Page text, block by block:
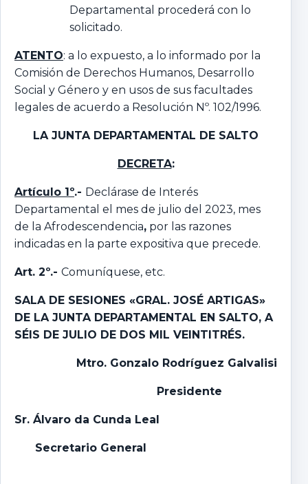
Departamental procederá con lo
solicitado.
ATENTO: a lo expuesto, a lo informado por la
Comisión de Derechos Humanos, Desarrollo
Social y Género y en usos de sus facultades
legales de acuerdo a Resolución Nº. 102/1996.
LA JUNTA DEPARTAMENTAL DE SALTO
DECRETA:
Artículo 1º.- Declárase de Interés
Departamental el mes de julio del 2023, mes
de la Afrodescendencia, por las razones
indicadas en la parte expositiva que precede.
Art. 2º.- Comuníquese, etc.
SALA DE SESIONES «GRAL. JOSÉ ARTIGAS»
DE LA JUNTA DEPARTAMENTAL EN SALTO, A
SÉIS DE JULIO DE DOS MIL VEINTITRÉS.
Mtro. Gonzalo Rodríguez Galvalisi
Presidente
Sr. Álvaro da Cunda Leal
Secretario General